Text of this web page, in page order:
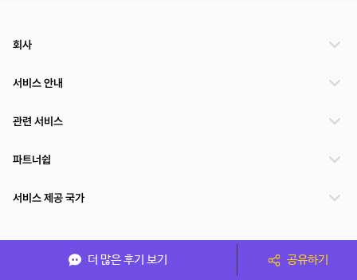
더 많은 후기 보기 공유하기
회사
서비스 안내
관련 서비스
파트너쉽
서비스 제공 국가
(주)NSPACE 사업자정보